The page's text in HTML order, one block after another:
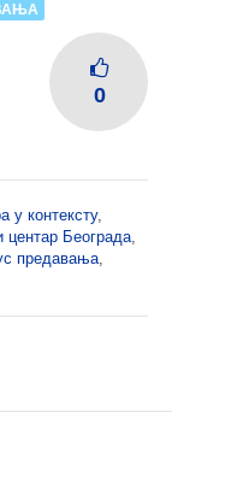
0
у контексту,
центар Београда,
предавања,